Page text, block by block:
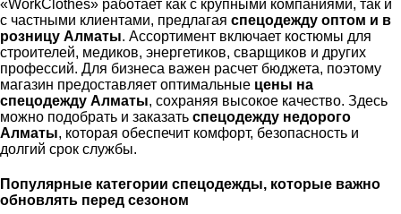
«WorkClothes» работает как с крупными компаниями, так и
с частными клиентами, предлагая спецодежду оптом и в
розницу Алматы. Ассортимент включает костюмы для
строителей, медиков, энергетиков, сварщиков и других
профессий. Для бизнеса важен расчет бюджета, поэтому
магазин предоставляет оптимальные цены на
спецодежду Алматы, сохраняя высокое качество. Здесь
можно подобрать и заказать спецодежду недорого
Алматы, которая обеспечит комфорт, безопасность и
долгий срок службы.
Популярные категории спецодежды, которые важно
обновлять перед сезоном